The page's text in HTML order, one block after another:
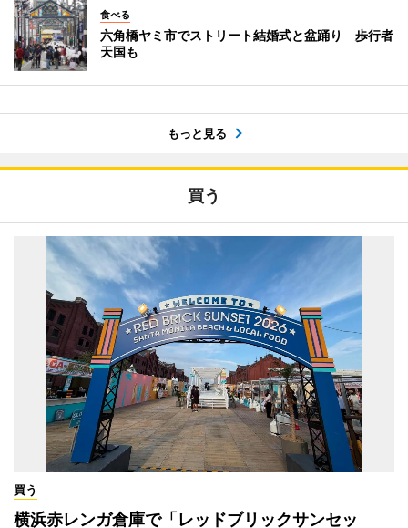
食べる
六角橋ヤミ市でストリート結婚式と盆踊り 歩行者
天国も
もっと見る
買う
買う
横浜赤レンガ倉庫で「レッドブリックサンセッ